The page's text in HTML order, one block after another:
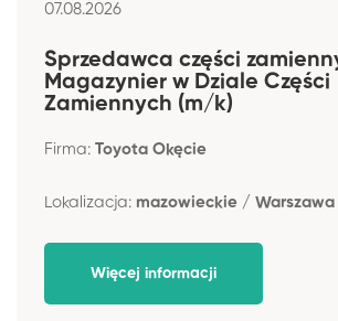
07.08.2026
Sprzedawca części
Magazynier w Dziale Części
Zamiennych (m/k)
Firma: Toyota Okęcie
Lokalizacja: mazowieckie / Warszawa
Więcej informacji